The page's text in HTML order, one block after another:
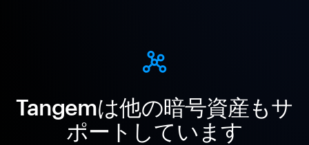
Tangemは他の暗号資産もサ
ポートしています